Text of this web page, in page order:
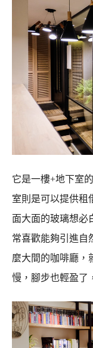
它是一樓+地下室
室則是可以提供租
面大面的玻璃想必
常喜歡能夠引進自
麼大間的咖啡廳，
慢，腳步也輕盈了